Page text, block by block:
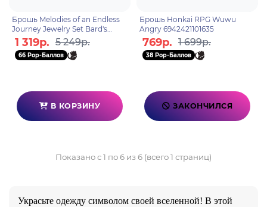
Брошь Melodies of an Endless
Journey Jewelry Set Bard's
Arrow Feather 6974696610932
1 319р. 5 249р.
66 Pop-Баллов
В КОРЗИНУ
Брошь Honkai RPG Wuwu
Angry 6942421101635
769р. 1 699р.
38 Pop-Баллов
ЗАКОНЧИЛСЯ
Показано с 1 по 6 из 6 (всего 1 страниц)
Украсьте одежду символом своей вселенной! В этой